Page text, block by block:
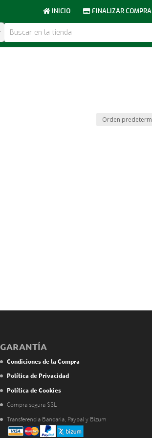
INICIO FINALIZAR COMPRA
GARANTÍA
Condiciones de la Compra
Política de Privacidad
Política de Cookies
Compra segura SSL
Transferencia Bancaria, Paypal y Bizum